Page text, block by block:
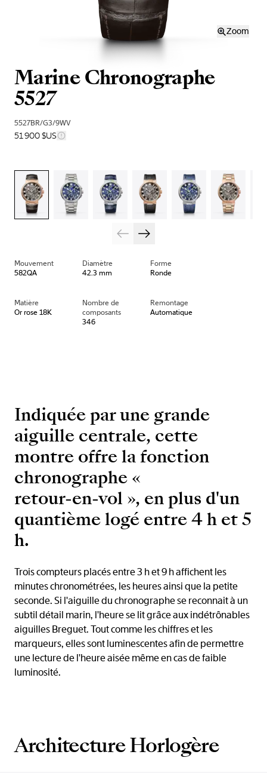
Zoom
Marine Chronographe
5527
5527BR/G3/9WV
51 900 $US
Mouvement
582QA
Diamètre
42.3 mm
Forme
Ronde
Matière
Or rose 18K
Nombre de
composants
346
Remontage
Automatique
Indiquée par une grande
aiguille centrale, cette
montre offre la fonction
chronographe «
retour-en-vol », en plus d'un
quantième logé entre 4 h et 5
h.
Trois compteurs placés entre 3 h et 9 h affichent les
minutes chronométrées, les heures ainsi que la petite
seconde. Si l'aiguille du chronographe se reconnait à un
subtil détail marin, l'heure se lit grâce aux indétrônables
aiguilles Breguet. Tout comme les chiffres et les
marqueurs, elles sont luminescentes afin de permettre
une lecture de l'heure aisée même en cas de faible
luminosité.
Architecture Horlogère